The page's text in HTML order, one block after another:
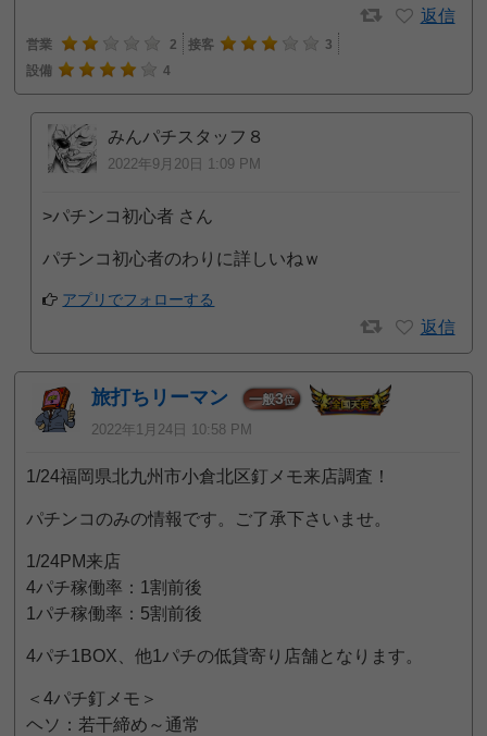
返信
営業 2 接客
3
設備
4
みんパチスタッフ８
2022年9月20日 1:09 PM
>パチンコ初心者 さん
パチンコ初心者のわりに詳しいねｗ
アプリでフォローする
返信
旅打ちリーマン 一般3位
2022年1月24日 10:58 PM
1/24福岡県北九州市小倉北区釘メモ来店調査！
パチンコのみの情報です。ご了承下さいませ。
1/24PM来店
4パチ稼働率：1割前後
1パチ稼働率：5割前後
4パチ1BOX、他1パチの低貸寄り店舗となります。
＜4パチ釘メモ＞
ヘソ：若干締め～通常